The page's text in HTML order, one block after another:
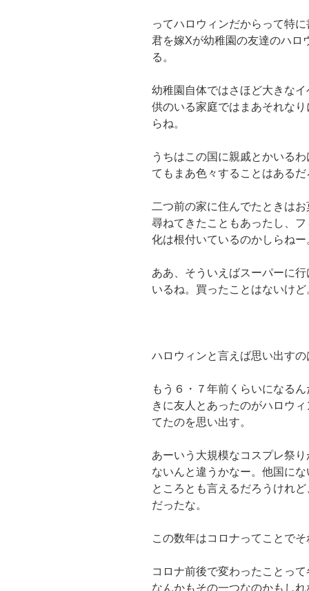
ってハロウィンだからって特
君を嫁Xが幼稚園の友達のハロ
る。
幼稚園自体ではさほど大きな
供のいる家庭ではまあそれな
らね。
うちはこの国に親戚とかいる
てもまあ色々することはある
二つ前の家に住んでたときは
尋ねてきたこともあったし、
化は根付いているのかしらねー
ああ、そういえばスーパーに
いるね。買ったことはないけど
ハロウィンと言えば思い出す
もう６・７年前くらいになる
きに友人とあったのがハロウ
てたのを思い出す。
あーいう大規模なコスプレ祭
ないんと違うかなー。他国に
ところとも言えるだろうけれ
だったな。
この数年はコロナってことで
コロナ前後で変わったことっ
なんかもその一つなのかもし